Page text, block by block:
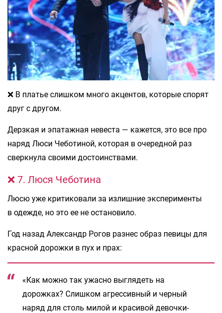
❌ В платье слишком много акцентов, которые спорят
друг с другом.
Дерзкая и эпатажная невеста — кажется, это все про
наряд Люси Чеботиной, которая в очередной раз
сверкнула своими достоинствами.
❌ 7. Люся Чеботина
Люсю уже критиковали за излишние эксперименты
в одежде, но это ее не остановило.
Год назад Александр Рогов разнес образ певицы для
красной дорожки в пух и прах:
«Как можно так ужасно выглядеть на
дорожках? Слишком агрессивный и черный
наряд для столь милой и красивой девочки-